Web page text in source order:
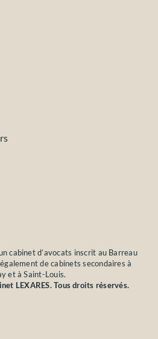
cabinet d’avocats inscrit au Barreau
de cabinets secondaires à
et à Saint-Louis.
LEXARES. Tous droits réservés.